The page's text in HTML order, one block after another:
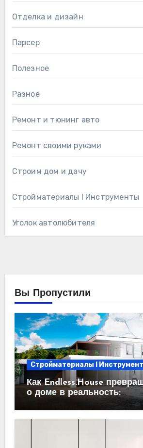
Отделка и дизайн
Парсер
Полезное
Разное
Ремонт и тюнинг авто
Ремонт своими руками
Строим дом и дачу
Стройматериалы l Инструменты
Уголок автолюбителя
Вы Пропустили
Стройматериалы l
Как Endless.House
о доме в реальность:
проектирование под ключ